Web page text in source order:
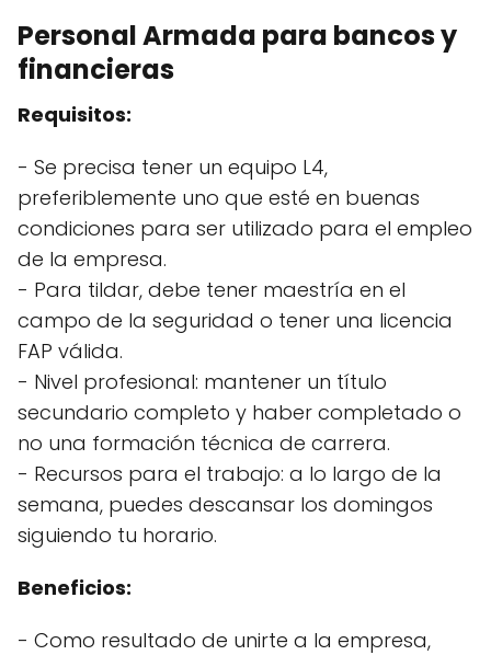
Personal Armada para bancos y
financieras
Requisitos:
- Se precisa tener un equipo L4,
preferiblemente uno que esté en buenas
condiciones para ser utilizado para el empleo
de la empresa.
- Para tildar, debe tener maestría en el
campo de la seguridad o tener una licencia
FAP válida.
- Nivel profesional: mantener un título
secundario completo y haber completado o
no una formación técnica de carrera.
- Recursos para el trabajo: a lo largo de la
semana, puedes descansar los domingos
siguiendo tu horario.
Beneficios:
- Como resultado de unirte a la empresa,